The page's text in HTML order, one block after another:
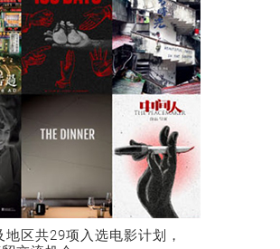
区共29项入选电影计划，